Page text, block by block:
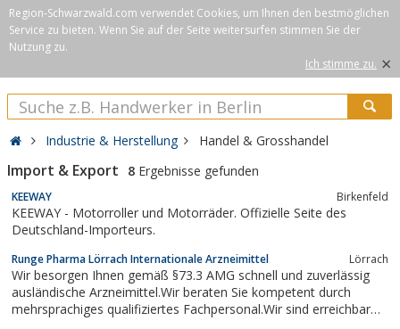
Region-Schwarzwald.com verwendet Cookies, um Ihnen den bestmöglichen
Service zu bieten. Wenn Sie auf der Seite weitersurfen stimmen Sie der
Nutzung zu.
Ich stimme zu. ×
Industrie & Herstellung Handel & Grosshandel
Import & Export 8 Ergebnisse gefunden
KEEWAY Birkenfeld
KEEWAY - Motorroller und Motorräder. Offizielle Seite des
Deutschland-Importeurs.
Runge Pharma Lörrach Internationale Arzneimittel Lörrach
Wir besorgen Ihnen gemäß §73.3 AMG schnell und zuverlässig
ausländische Arzneimittel.Wir beraten Sie kompetent durch
mehrsprachiges qualifiziertes Fachpersonal.Wir sind erreichbar